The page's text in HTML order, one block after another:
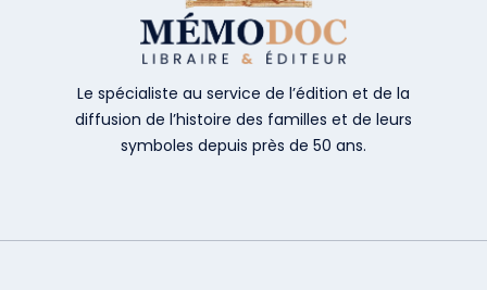
Le spécialiste au service de l’édition et de la
diffusion de l’histoire des familles et de leurs
symboles depuis près de 50 ans.